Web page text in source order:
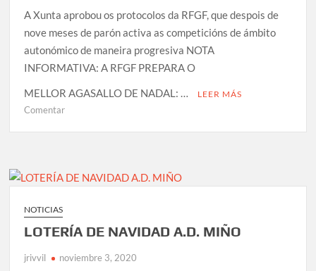
A Xunta aprobou os protocolos da RFGF, que despois de
nove meses de parón activa as competicións de ámbito
autonómico de maneira progresiva NOTA
INFORMATIVA: A RFGF PREPARA O
MELLOR AGASALLO DE NADAL: …
LEER MÁS
Comentaren
RFGF:
A
os
da
NOTICIAS
LOTERÍA DE NAVIDAD A.D. MIÑO
jrivvil noviembre 3, 2020